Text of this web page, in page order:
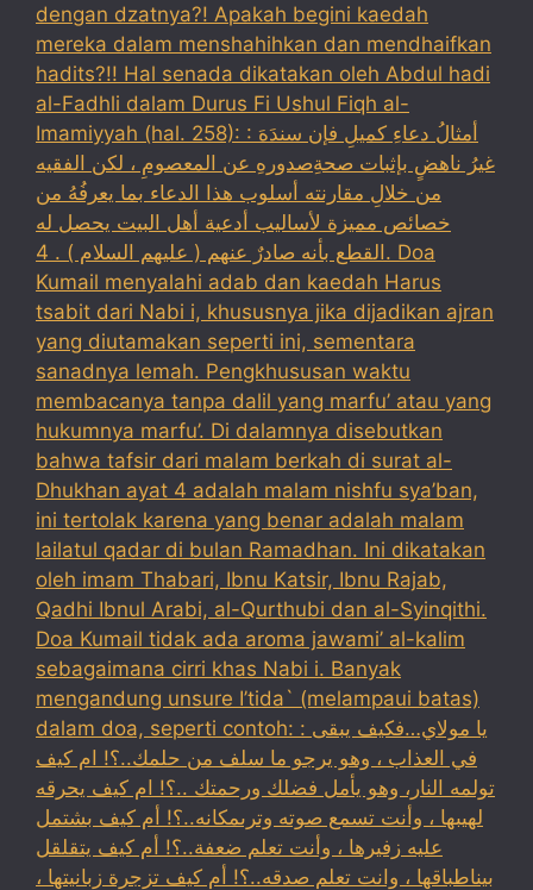
dengan dzatnya?! Apakah begini kaedah
mereka dalam menshahihkan dan mendhaifkan
hadits?!! Hal senada dikatakan oleh Abdul hadi
al-Fadhli dalam Durus Fi Ushul Fiqh al-
Imamiyyah (hal. 258): : أمثالُ دعاءِ كميلِ فإن سندَهَ
غيرُ ناهضٍ بإثبات صحةِصدورهِ عن المعصومِ ، لكن الفقيه
من خلالِ مقارنته أسلوب هذا الدعاء بما يعرفُهُ من
خصائص مميزة لأساليب أدعية أهل البيت يحصل له
القطع بأنه صادرٌ عنهم ( عليهم السلام ) . 4. Doa
Kumail menyalahi adab dan kaedah Harus
tsabit dari Nabi i, khususnya jika dijadikan ajran
yang diutamakan seperti ini, sementara
sanadnya lemah. Pengkhususan waktu
membacanya tanpa dalil yang marfu’ atau yang
hukumnya marfu’. Di dalamnya disebutkan
bahwa tafsir dari malam berkah di surat al-
Dhukhan ayat 4 adalah malam nishfu sya’ban,
ini tertolak karena yang benar adalah malam
lailatul qadar di bulan Ramadhan. Ini dikatakan
oleh imam Thabari, Ibnu Katsir, Ibnu Rajab,
Qadhi Ibnul Arabi, al-Qurthubi dan al-Syinqithi.
Doa Kumail tidak ada aroma jawami’ al-kalim
sebagaimana cirri khas Nabi i. Banyak
mengandung unsure I’tida` (melampaui batas)
dalam doa, seperti contoh: : يا مولاي…فكيف يبقى
في العذاب ، وهو يرجو ما سلف من حلمك..؟! ام كيف
تولمه النار، وهو يأمل فضلك ورحمتك ..؟! ام كيف يحرقه
لهيبها ، وأنت تسمع صوته وترىمكانه..؟! أم كيف بشتمل
عليه زفيرها ، وأنت تعلم ضعفة..؟! أم كيف يتقلقل
بيناطباقها ، وانت تعلم صدقه..؟! أم كيف تزجرة زبانيتها ،